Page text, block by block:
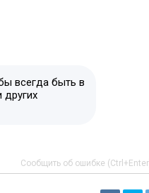
всегда быть в
Сообщить об ошибке